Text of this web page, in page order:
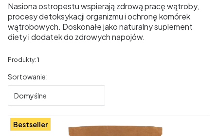
Nasiona ostropestu wspierają zdrową pracę wątroby,
procesy detoksykacji organizmu i ochronę komórek
wątrobowych. Doskonałe jako naturalny suplement
diety i dodatek do zdrowych napojów.
Produkty: 1
Lista produktów
Sortowanie:
Domyślne
Bestseller